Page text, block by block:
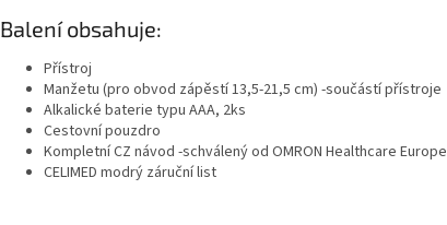
Balení obsahuje:
Přístroj
Manžetu (pro obvod zápěstí 13,5-21,5 cm) -součástí přístroje
Alkalické baterie typu AAA, 2ks
Cestovní pouzdro
Kompletní CZ návod -schválený od OMRON Healthcare Europe
CELIMED modrý záruční list